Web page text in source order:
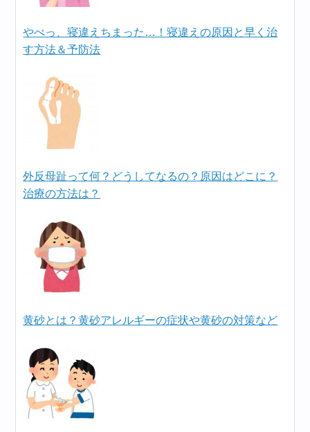
やべっ、寝違えちまった…！寝違えの原因と早く治
す方法＆予防法
外反母趾って何？どうしてなるの？原因はどこに？
治療の方法は？
黄砂とは？黄砂アレルギーの症状や黄砂の対策など